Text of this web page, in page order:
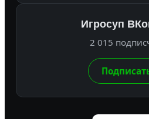
Игросуп
2 015